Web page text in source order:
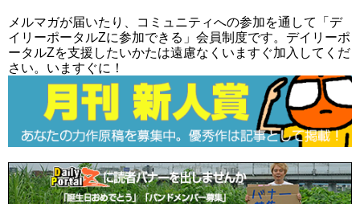
メルマガが届いたり、コミュニティへの参加を通して「デ
イリーポータルZに参加できる」会員制度です。デイリーポ
ータルZを支援したいかたは遠慮なくいますぐ加入してくだ
さい。いますぐに！